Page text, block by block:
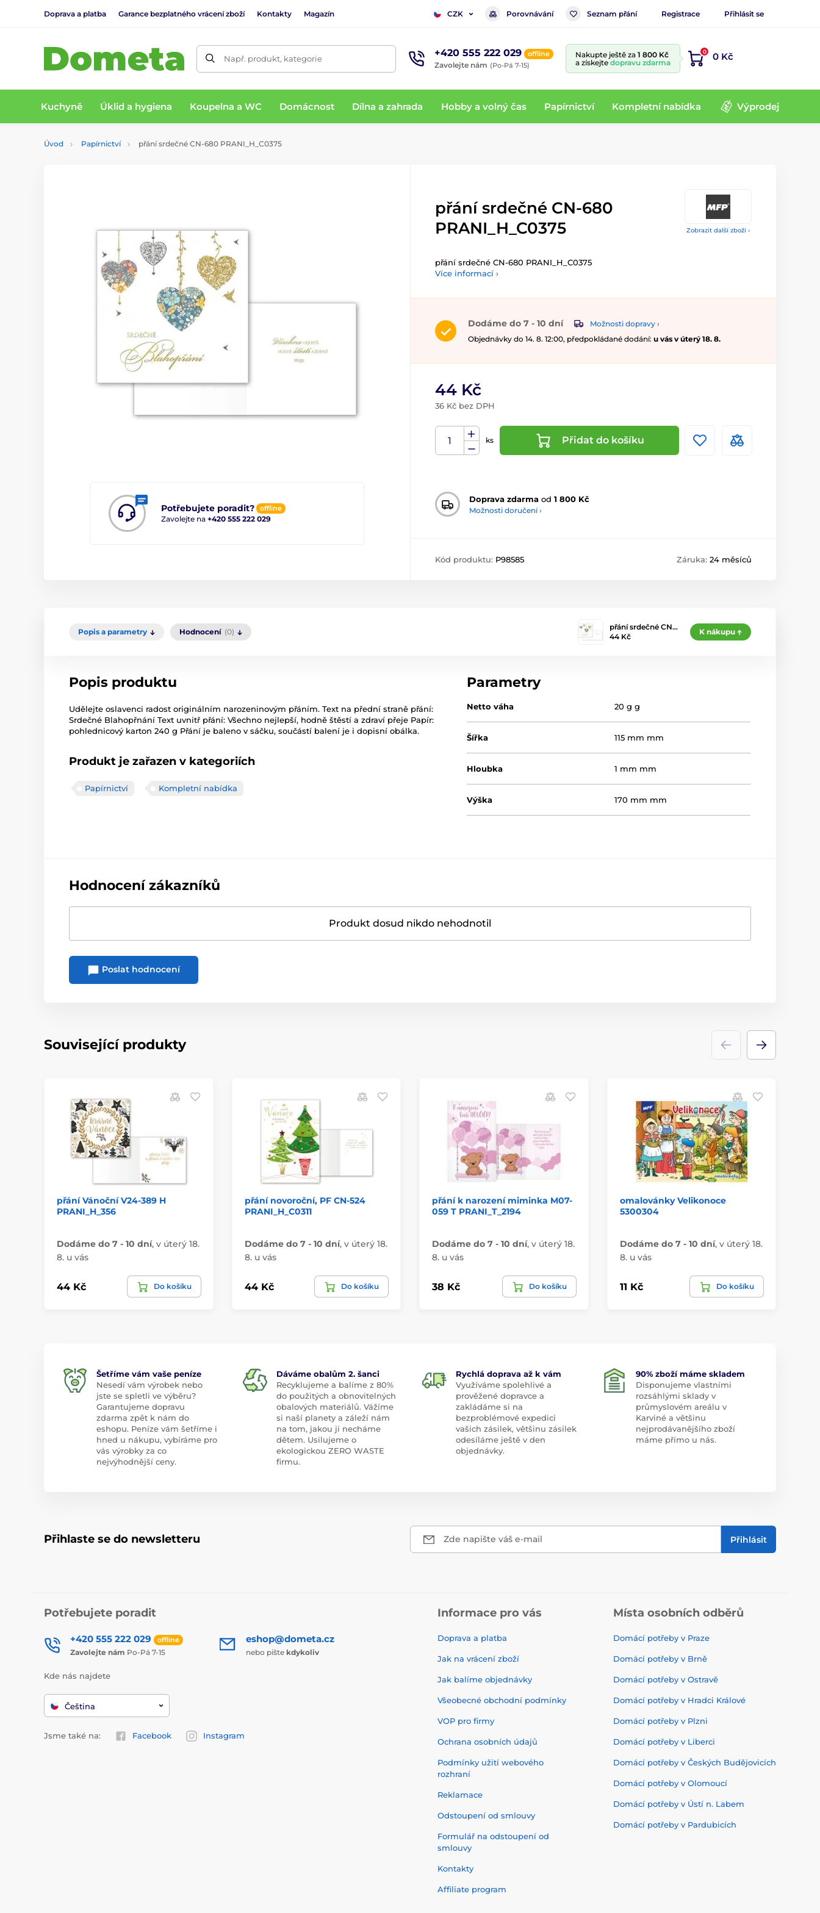
Doprava a platba Garance bezplatného vrácení zboží Kontakty Magazín CZK Porovnávání Seznam přání Registrace Přihlásit se
Např. produkt, kategorie +420 555 222 029 offline
Zavolejte nám (Po-Pá 7-15)
Nakupte ještě za 1 800 Kč
a získejte dopravu zdarma
0 0 Kč
Kuchyně Úklid a hygiena Koupelna a WC Domácnost Dílna a zahrada Hobby a volný čas Papírnictví Kompletní nabídka Výprodej
Úvod Papírnictví přání srdečné CN-680 PRANI_H_C0375
Zobrazit další zboží ›
Potřebujete poradit? offline
Zavolejte na +420 555 222 029
přání srdečné CN-680
PRANI_H_C0375
přání srdečné CN-680 PRANI_H_C0375
Více informací ›
Dodáme do 7 - 10 dní
Možnosti dopravy ›
Objednávky do 14. 8. 12:00, předpokládané dodání: u vás v úterý 18. 8.
44 Kč
36 Kč bez DPH
ks Přidat do košíku
Doprava zdarma od 1 800 Kč
Možnosti doručení ›
Kód produktu: P98585 Záruka: 24 měsíců
Popis a parametry Hodnocení (0)
přání srdečné CN…
44 Kč
K nákupu
Popis produktu
Udělejte oslavenci radost originálním narozeninovým přáním. Text na přední straně přání:
Srdečné Blahopřnání Text uvnitř přání: Všechno nejlepší, hodně štěstí a zdraví přeje Papír:
pohlednicový karton 240 g Přání je baleno v sáčku, součástí balení je i dopisní obálka.
Produkt je zařazen v kategoriích
Papírnictví Kompletní nabídka
Parametry
Netto váha 20 g g
Šířka 115 mm mm
Hloubka 1 mm mm
Výška 170 mm mm
Hodnocení zákazníků
Produkt dosud nikdo nehodnotil
Poslat hodnocení
Související produkty
přání Vánoční V24-389 H
PRANI_H_356
Dodáme do 7 - 10 dní, v úterý 18.
8. u vás
44 Kč Do košíku
přání novoroční, PF CN-524
PRANI_H_C0311
Dodáme do 7 - 10 dní, v úterý 18.
8. u vás
44 Kč Do košíku
přání k narození miminka M07-
059 T PRANI_T_2194
Dodáme do 7 - 10 dní, v úterý 18.
8. u vás
38 Kč Do košíku
omalovánky Velikonoce
5300304
Dodáme do 7 - 10 dní, v úterý 18.
8. u vás
11 Kč Do košíku
Šetříme vám vaše peníze
Nesedí vám výrobek nebo
jste se spletli ve výběru?
Garantujeme dopravu
zdarma zpět k nám do
eshopu. Peníze vám šetříme i
hned u nákupu, vybíráme pro
vás výrobky za co
nejvýhodnější ceny.
Dáváme obalům 2. šanci
Recyklujeme a balíme z 80%
do použitých a obnovitelných
obalových materiálů. Vážíme
si naší planety a záleží nám
na tom, jakou ji necháme
dětem. Usilujeme o
ekologickou ZERO WASTE
firmu.
Rychlá doprava až k vám
Využíváme spolehlivé a
prověžené dopravce a
zakládáme si na
bezproblémové expedici
vašich zásilek, většinu zásilek
odesíláme ještě v den
objednávky.
90% zboží máme skladem
Disponujeme vlastními
rozsáhlými sklady v
průmyslovém areálu v
Karviné a většinu
nejprodávanějšího zboží
máme přímo u nás.
Přihlaste se do newsletteru Zde napište váš e-mail Přihlásit
Potřebujete poradit
+420 555 222 029 offline
Zavolejte nám Po-Pá 7-15
eshop@dometa.cz
nebo pište kdykoliv
Kde nás najdete
Čeština
Jsme také na: Facebook Instagram
Informace pro vás
Doprava a platba
Jak na vrácení zboží
Jak balíme objednávky
Všeobecné obchodní podmínky
VOP pro firmy
Ochrana osobních údajů
Podmínky užití webového
rozhraní
Reklamace
Odstoupení od smlouvy
Formulář na odstoupení od
smlouvy
Kontakty
Affiliate program
Místa osobních odběrů
Domácí potřeby v Praze
Domácí potřeby v Brně
Domácí potřeby v Ostravě
Domácí potřeby v Hradci Králové
Domácí potřeby v Plzni
Domácí potřeby v Liberci
Domácí potřeby v Českých Budějovicích
Domácí potřeby v Olomoucí
Domácí potřeby v Ústí n. Labem
Domácí potřeby v Pardubicích